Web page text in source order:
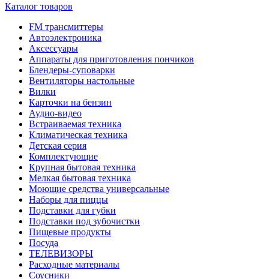
Каталог товаров
FM трансмиттеры
Автоэлектроника
Аксессуары
Аппараты для приготовления пончиков
Блендеры-суповарки
Вентиляторы настольные
Вилки
Карточки на бензин
Аудио-видео
Встраиваемая техника
Климатическая техника
Детская серия
Комплектующие
Крупная бытовая техника
Мелкая бытовая техника
Моющие средства универсальные
Наборы для пиццы
Подставки для губки
Подставки под зубочистки
Пищевые продукты
Посуда
ТЕЛЕВИЗОРЫ
Расходные материалы
Соусники